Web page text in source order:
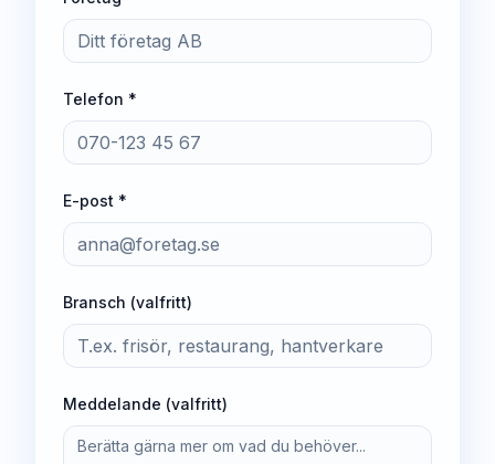
Telefon *
E-post *
Bransch (valfritt)
Meddelande (valfritt)